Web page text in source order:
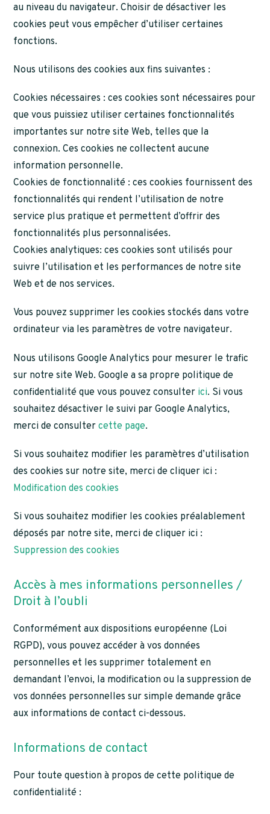
au niveau du navigateur. Choisir de désactiver les
cookies peut vous empêcher d’utiliser certaines
fonctions.
Nous utilisons des cookies aux fins suivantes :
Cookies nécessaires : ces cookies sont nécessaires pour
que vous puissiez utiliser certaines fonctionnalités
importantes sur notre site Web, telles que la
connexion. Ces cookies ne collectent aucune
information personnelle.
Cookies de fonctionnalité : ces cookies fournissent des
fonctionnalités qui rendent l’utilisation de notre
service plus pratique et permettent d’offrir des
fonctionnalités plus personnalisées.
Cookies analytiques: ces cookies sont utilisés pour
suivre l’utilisation et les performances de notre site
Web et de nos services.
Vous pouvez supprimer les cookies stockés dans votre
ordinateur via les paramètres de votre navigateur.
Nous utilisons Google Analytics pour mesurer le trafic
sur notre site Web. Google a sa propre politique de
confidentialité que vous pouvez consulter ici. Si vous
souhaitez désactiver le suivi par Google Analytics,
merci de consultercette page.
Si vous souhaitez modifier les paramètres d’utilisation
des cookies sur notre site, merci de cliquer ici :
Modification des cookies
Si vous souhaitez modifier les cookies préalablement
déposés par notre site, merci de cliquer ici :
Suppression des cookies
Accès à mes informations personnelles /
Droit à l’oubli
Conformément aux dispositions européenne (Loi
RGPD), vous pouvez accéder à vos données
personnelles et les supprimer totalement en
demandant l’envoi, la modification ou la suppression de
vos données personnelles sur simple demande grâce
aux informations de contact ci-dessous.
Informations de contact
Pour toute question à propos de cette politique de
confidentialité :